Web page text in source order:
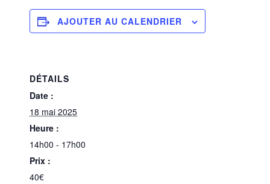
AJOUTER AU CALENDRIER
DÉTAILS
Date :
18 mai 2025
Heure :
14h00 - 17h00
Prix :
40€